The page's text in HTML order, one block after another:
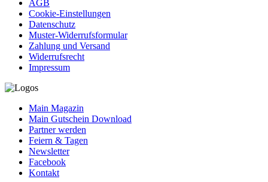
AGB
Cookie-Einstellungen
Datenschutz
Muster-Widerrufsformular
Zahlung und Versand
Widerrufsrecht
Impressum
Main Magazin
Main Gutschein Download
Partner werden
Feiern & Tagen
Newsletter
Facebook
Kontakt